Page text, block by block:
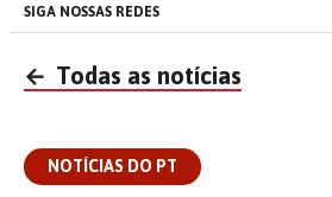
SIGA NOSSAS REDES
← Todas as notícias
NOTÍCIAS DO PT